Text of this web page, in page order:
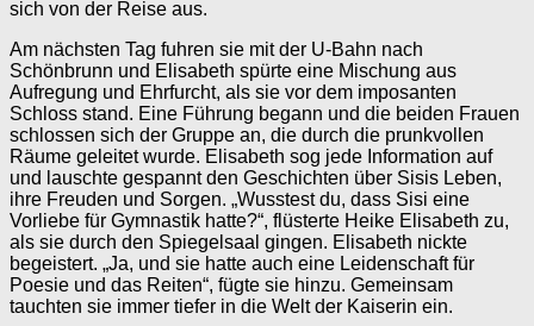
sich von der Reise aus.
Am nächsten Tag fuhren sie mit der U-Bahn nach
Schönbrunn und Elisabeth spürte eine Mischung aus
Aufregung und Ehrfurcht, als sie vor dem imposanten
Schloss stand. Eine Führung begann und die beiden Frauen
schlossen sich der Gruppe an, die durch die prunkvollen
Räume geleitet wurde. Elisabeth sog jede Information auf
und lauschte gespannt den Geschichten über Sisis Leben,
ihre Freuden und Sorgen. „Wusstest du, dass Sisi eine
Vorliebe für Gymnastik hatte?“, flüsterte Heike Elisabeth zu,
als sie durch den Spiegelsaal gingen. Elisabeth nickte
begeistert. „Ja, und sie hatte auch eine Leidenschaft für
Poesie und das Reiten“, fügte sie hinzu. Gemeinsam
tauchten sie immer tiefer in die Welt der Kaiserin ein.